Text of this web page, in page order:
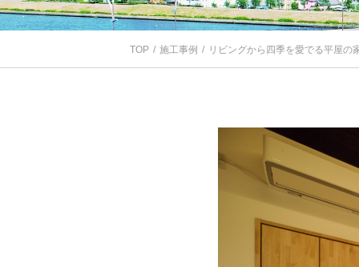
TOP 施工事例 リビングから四季を愛でる平屋の